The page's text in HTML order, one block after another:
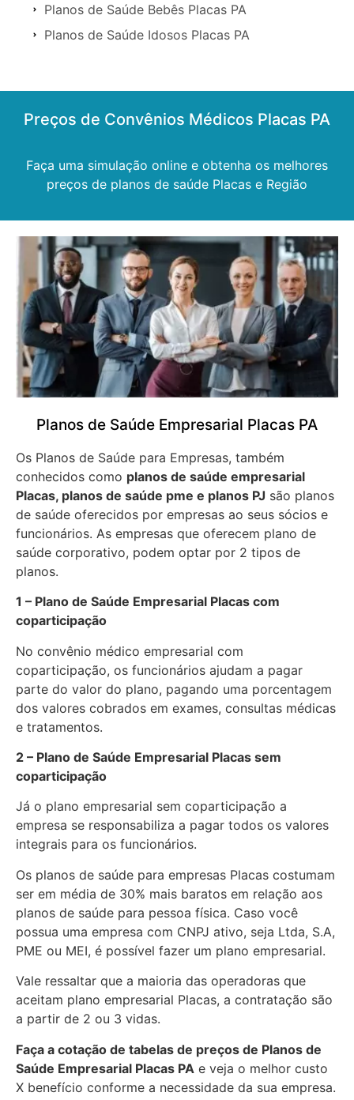
Planos de Saúde Bebês Placas PA
Planos de Saúde Idosos Placas PA
Preços de Convênios Médicos Placas PA
Faça uma simulação online e obtenha os melhores
preços de planos de saúde Placas e Região
Planos de Saúde Empresarial Placas PA
Os Planos de Saúde para Empresas, também
conhecidos como planos de saúde empresarial
Placas, planos de saúde pme e planos PJ são planos
de saúde oferecidos por empresas ao seus sócios e
funcionários. As empresas que oferecem plano de
saúde corporativo, podem optar por 2 tipos de
planos.
1 – Plano de Saúde Empresarial Placas com
coparticipação
No convênio médico empresarial com
coparticipação, os funcionários ajudam a pagar
parte do valor do plano, pagando uma porcentagem
dos valores cobrados em exames, consultas médicas
e tratamentos.
2 – Plano de Saúde Empresarial Placas sem
coparticipação
Já o plano empresarial sem coparticipação a
empresa se responsabiliza a pagar todos os valores
integrais para os funcionários.
Os planos de saúde para empresas Placas costumam
ser em média de 30% mais baratos em relação aos
planos de saúde para pessoa física. Caso você
possua uma empresa com CNPJ ativo, seja Ltda, S.A,
PME ou MEI, é possível fazer um plano empresarial.
Vale ressaltar que a maioria das operadoras que
aceitam plano empresarial Placas, a contratação são
a partir de 2 ou 3 vidas.
Faça a cotação de tabelas de preços de Planos de
Saúde Empresarial Placas PA e veja o melhor custo
X benefício conforme a necessidade da sua empresa.